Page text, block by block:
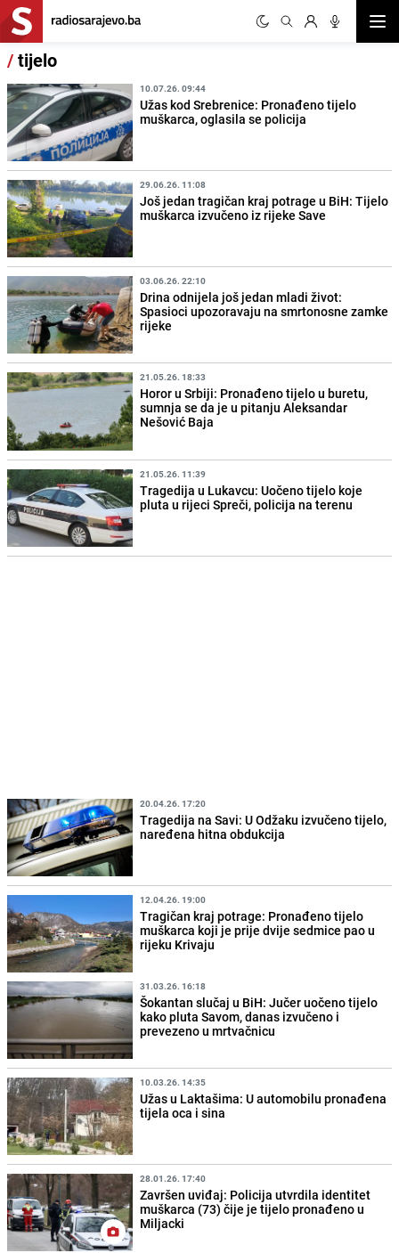
/tijelo
10.07.26. 09:44
Užas kod Srebrenice: Pronađeno tijelo
muškarca, oglasila se policija
29.06.26. 11:08
Još jedan tragičan kraj potrage u BiH: Tijelo
muškarca izvučeno iz rijeke Save
03.06.26. 22:10
Drina odnijela još jedan mladi život:
Spasioci upozoravaju na smrtonosne zamke
rijeke
21.05.26. 18:33
Horor u Srbiji: Pronađeno tijelo u buretu,
sumnja se da je u pitanju Aleksandar
Nešović Baja
21.05.26. 11:39
Tragedija u Lukavcu: Uočeno tijelo koje
pluta u rijeci Spreči, policija na terenu
20.04.26. 17:20
Tragedija na Savi: U Odžaku izvučeno tijelo,
naređena hitna obdukcija
12.04.26. 19:00
Tragičan kraj potrage: Pronađeno tijelo
muškarca koji je prije dvije sedmice pao u
rijeku Krivaju
31.03.26. 16:18
Šokantan slučaj u BiH: Jučer uočeno tijelo
kako pluta Savom, danas izvučeno i
prevezeno u mrtvačnicu
10.03.26. 14:35
Užas u Laktašima: U automobilu pronađena
tijela oca i sina
28.01.26. 17:40
Završen uviđaj: Policija utvrdila identitet
muškarca (73) čije je tijelo pronađeno u
Miljacki